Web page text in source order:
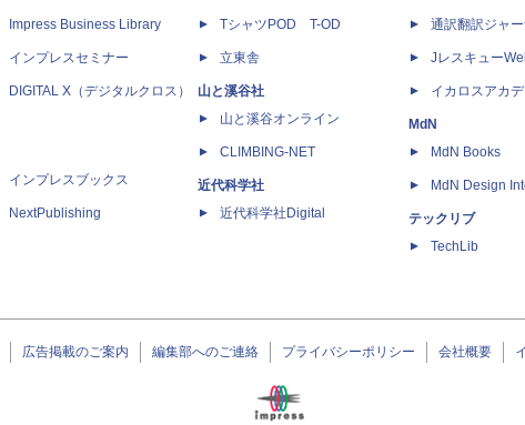
Impress Business Library
インプレスセミナー
DIGITAL X（デジタルクロス）
インプレスブックス
NextPublishing
TシャツPOD T-OD
立東舎
山と溪谷社
山と溪谷オンライン
CLIMBING-NET
近代科学社
近代科学社Digital
通訳翻訳ジャ
Jレスキュー
イカロスアカ
MdN
MdN Books
MdN Design
テックリブ
TechLib
広告掲載のご案内 編集部へのご連絡 プライバシーポリシー 会社概要